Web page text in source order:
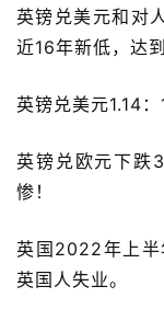
英镑兑美元和对
近16年新低，达
英镑兑美元1.14
英镑兑欧元下跌
惨！
英国2022年上
英国人失业。